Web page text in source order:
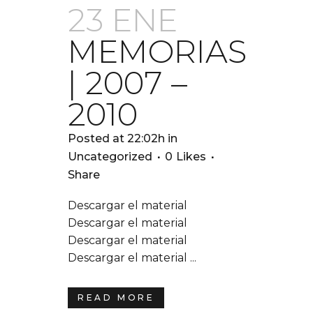
23 ENE
MEMORIAS
| 2007 –
2010
Posted at 22:02h in
Uncategorized
0 Likes
Share
Descargar el material
Descargar el material
Descargar el material
Descargar el material ...
READ MORE